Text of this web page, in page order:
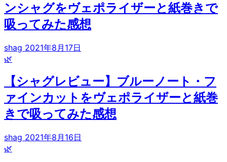
ンシャグをヴェポライザーと紙巻きで
吸ってみた感想
shag 2021年8月17日
🌿
【シャグレビュー】ブルーノート・フ
ァインカットをヴェポライザーと紙巻
きで吸ってみた感想
shag 2021年8月16日
🌿